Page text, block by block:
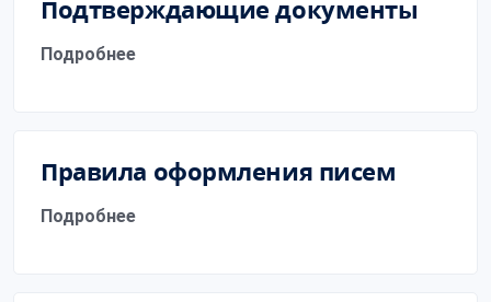
Подтверждающие документы
Подробнее
Правила оформления писем
Подробнее